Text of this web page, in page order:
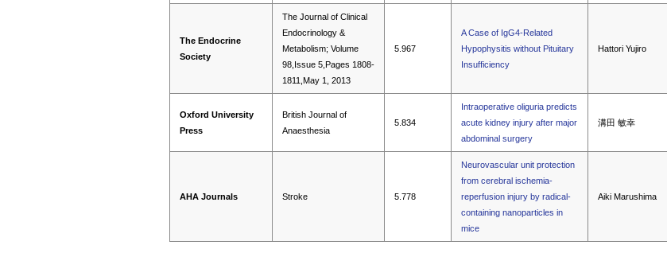
The Endocrine
Society
The Journal of Clinical
Endocrinology &
Metabolism; Volume
98,Issue 5,Pages 1808-
1811,May 1, 2013
5.967
A Case of IgG4-Related
Hypophysitis without Pituitary
Insufficiency
Hattori Yujiro
Oxford University
Press
British Journal of
Anaesthesia
5.834
Intraoperative oliguria predicts
acute kidney injury after major
abdominal surgery
溝田 敏幸
AHA Journals Stroke 5.778
Neurovascular unit protection
from cerebral ischemia-
reperfusion injury by radical-
containing nanoparticles in
mice
Aiki Marushima